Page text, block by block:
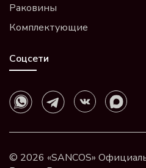
Раковины
Комплектующие
Соцсети
© 2026 «SANCOS»